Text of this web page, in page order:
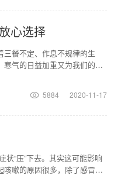
心选择
餐不定、作息不规律的生
气的日益加重又为我们的身
5884 2020-11-17
“压”下去。其实这可能影响
嗽的原因很多，除了感冒、